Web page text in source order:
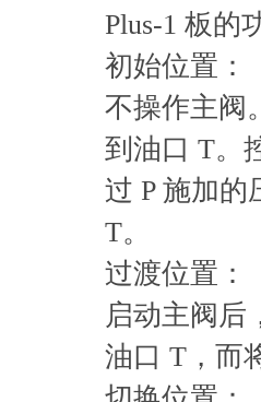
Plus-1 板的
初始位置：
不操作主阀
到油口 T。
过 P 施加的
T。
过渡位置：
启动主阀后
油口 T，而